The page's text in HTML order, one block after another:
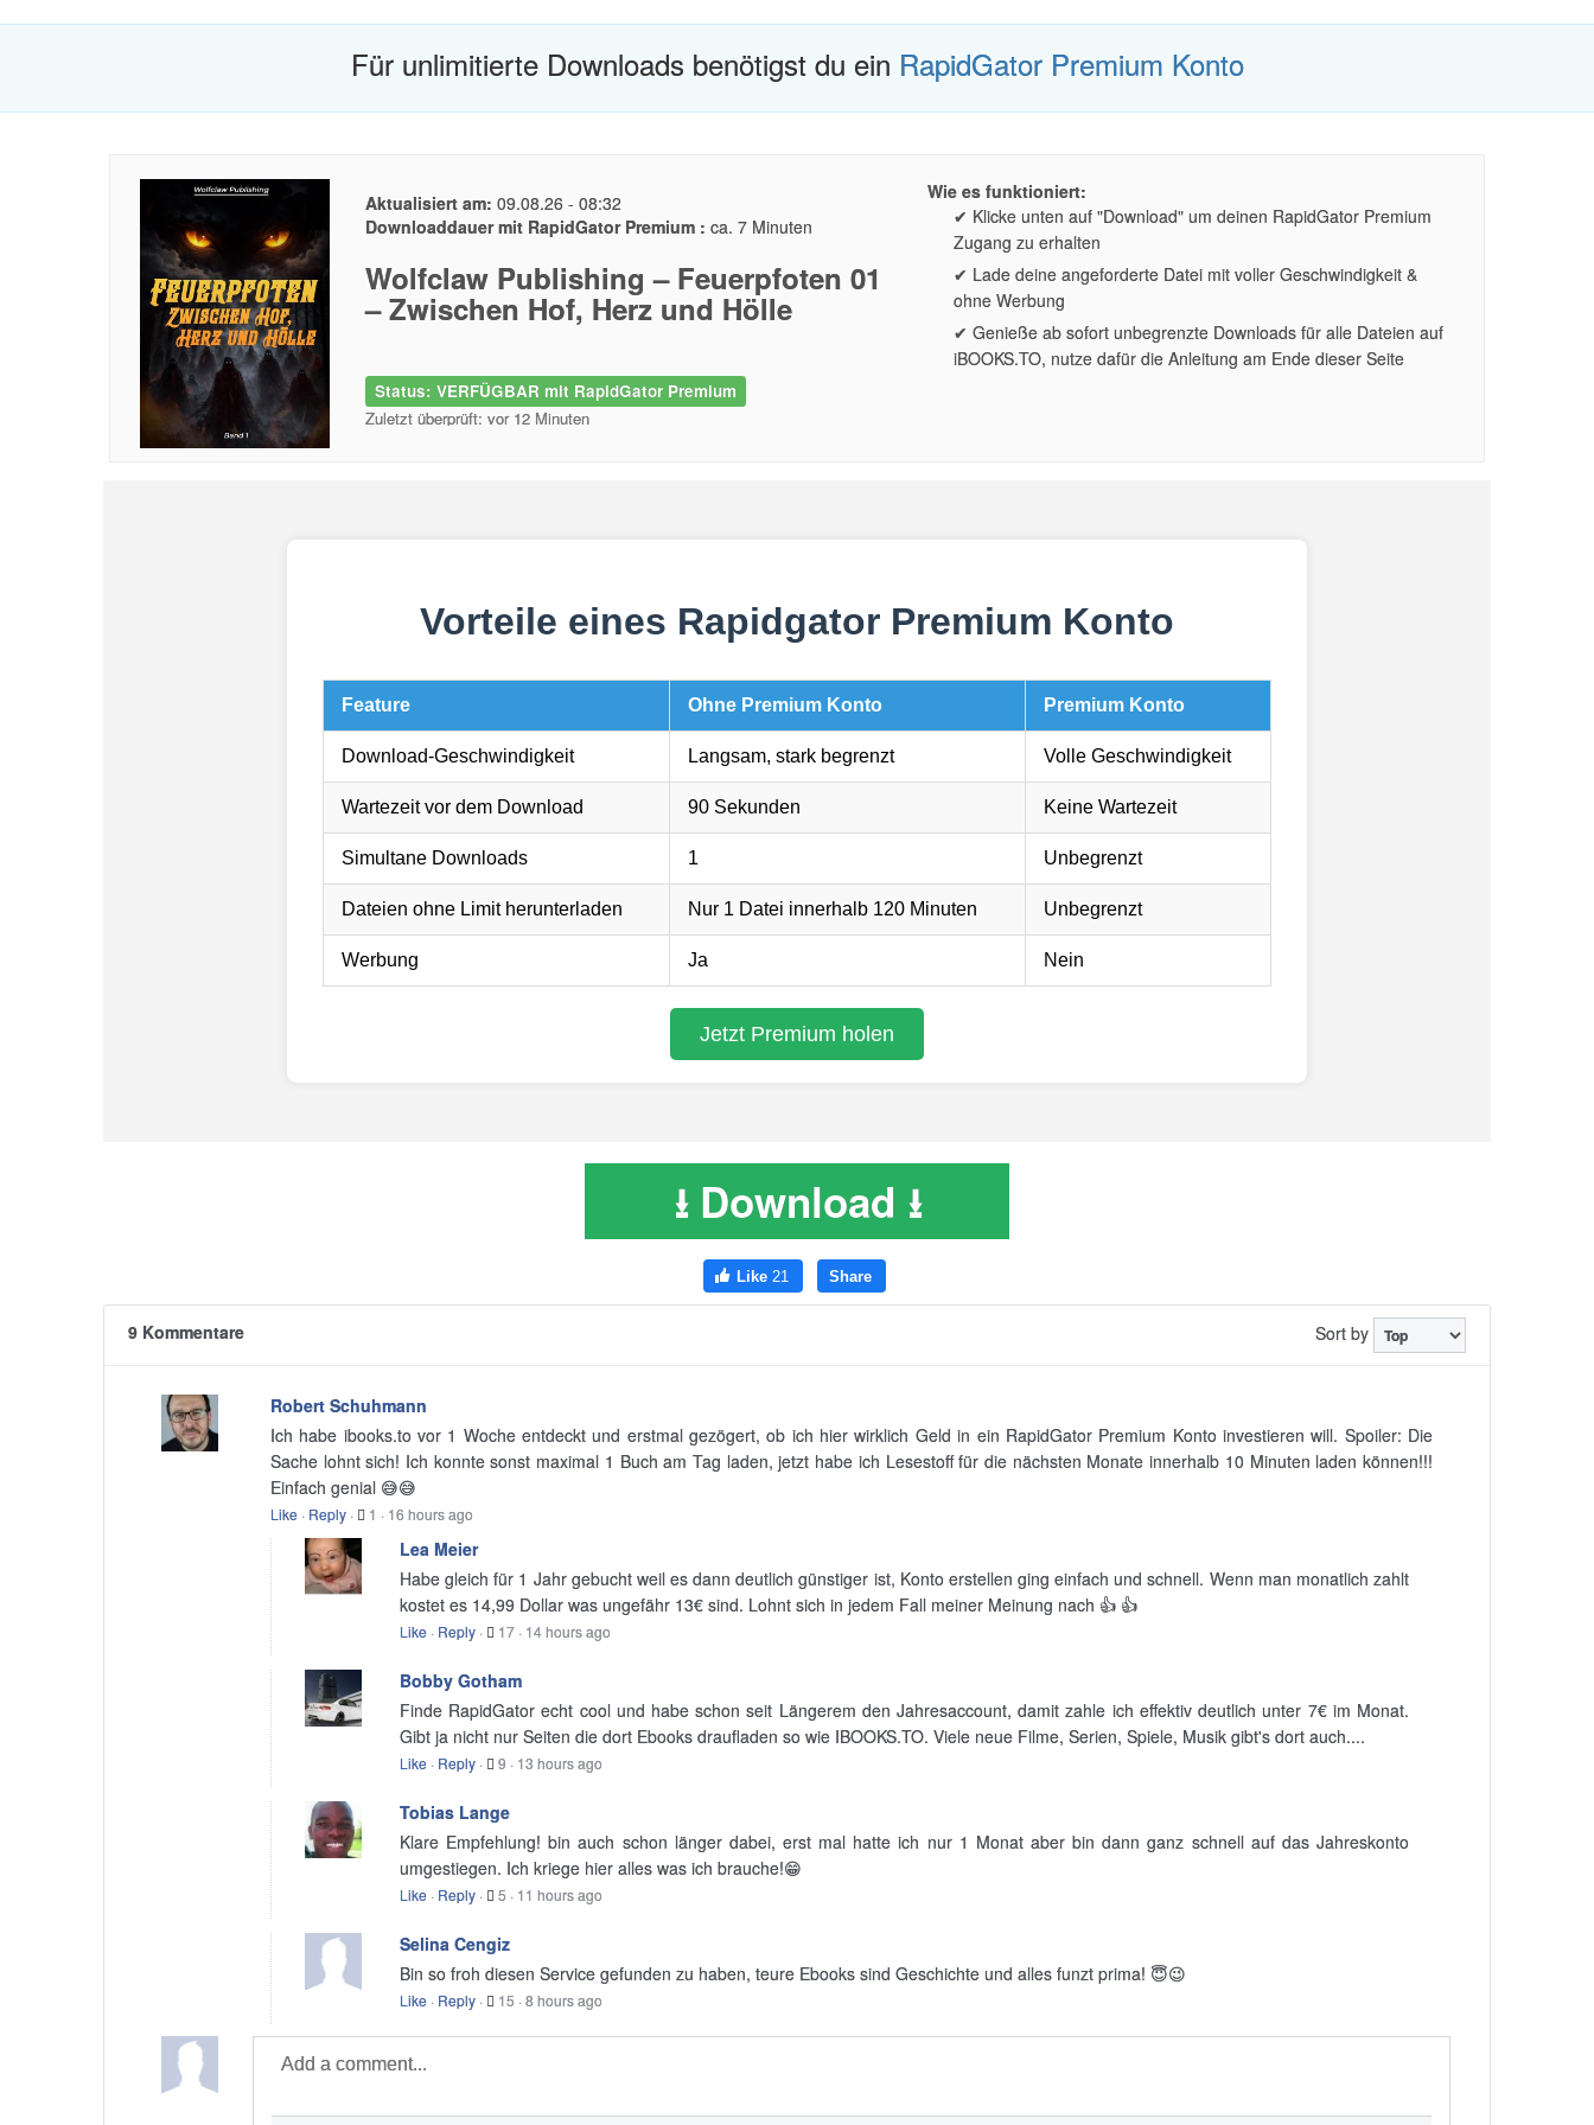
Für unlimitierte Downloads benötigst du ein RapidGator Premium Konto
Aktualisiert am: 09.08.26 - 08:32
Downloaddauer mit RapidGator Premium : ca. 7 Minuten
Wolfclaw Publishing – Feuerpfoten 01
– Zwischen Hof, Herz und Hölle
Status: VERFÜGBAR mit RapidGator Premium
Zuletzt überprüft: vor 12 Minuten
Wie es funktioniert:
✔ Klicke unten auf "Download" um deinen RapidGator Premium
Zugang zu erhalten
✔ Lade deine angeforderte Datei mit voller Geschwindigkeit &
ohne Werbung
✔ Genieße ab sofort unbegrenzte Downloads für alle Dateien auf
iBOOKS.TO, nutze dafür die Anleitung am Ende dieser Seite
⭳ Download ⭳
9 Kommentare Sort by
Robert Schuhmann
Ich habe ibooks.to vor 1 Woche entdeckt und erstmal gezögert, ob ich hier wirklich Geld in ein RapidGator Premium Konto investieren will. Spoiler: Die
Sache lohnt sich! Ich konnte sonst maximal 1 Buch am Tag laden, jetzt habe ich Lesestoff für die nächsten Monate innerhalb 10 Minuten laden können!!!
Einfach genial 😅😅
Like · Reply · 1 · 16 hours ago
Lea Meier
Habe gleich für 1 Jahr gebucht weil es dann deutlich günstiger ist, Konto erstellen ging einfach und schnell. Wenn man monatlich zahlt
kostet es 14,99 Dollar was ungefähr 13€ sind. Lohnt sich in jedem Fall meiner Meinung nach 👍 👍
Like · Reply · 17 · 14 hours ago
Bobby Gotham
Finde RapidGator echt cool und habe schon seit Längerem den Jahresaccount, damit zahle ich effektiv deutlich unter 7€ im Monat.
Gibt ja nicht nur Seiten die dort Ebooks draufladen so wie IBOOKS.TO. Viele neue Filme, Serien, Spiele, Musik gibt's dort auch....
Like · Reply · 9 · 13 hours ago
Tobias Lange
Klare Empfehlung! bin auch schon länger dabei, erst mal hatte ich nur 1 Monat aber bin dann ganz schnell auf das Jahreskonto
umgestiegen. Ich kriege hier alles was ich brauche!😁
Like · Reply · 5 · 11 hours ago
Selina Cengiz
Bin so froh diesen Service gefunden zu haben, teure Ebooks sind Geschichte und alles funzt prima! 😇😉
Like · Reply · 15 ·8 hours ago